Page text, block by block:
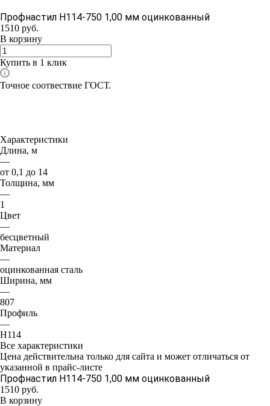
Профнастил H114-750 1,00 мм оцинкованный
1510 руб.
В корзину
Купить в 1 клик
Точное соотвествие ГОСТ.
Характеристики
Длина, м
—
от 0,1 до 14
Толщина, мм
—
1
Цвет
—
бесцветный
Материал
—
оцинкованная сталь
Ширина, мм
—
807
Профиль
—
H114
Все характеристики
Цена действительна только для сайта и может отличаться от
указанной в прайс-листе
Профнастил H114-750 1,00 мм оцинкованный
1510 руб.
В корзину